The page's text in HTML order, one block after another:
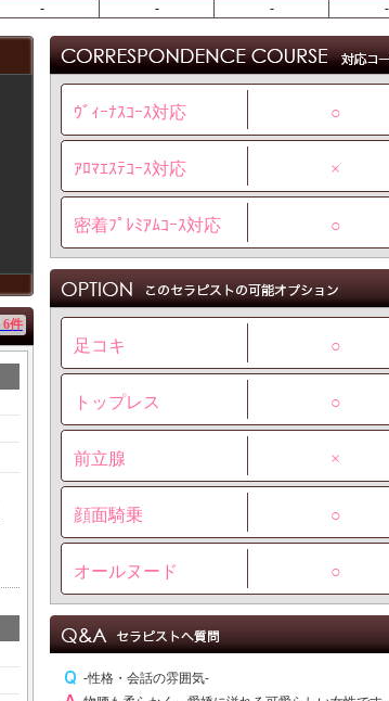
6件
ｳﾞｨｰﾅｽｺｰｽ対応 ○
ｱﾛﾏｴｽﾃｺｰｽ対応 ×
密着ﾌﾟﾚﾐｱﾑｺｰｽ対応 ○
足コキ ○
トップレス ○
前立腺 ×
顔面騎乗 ○
オールヌード ○
-性格・会話の雰囲気-